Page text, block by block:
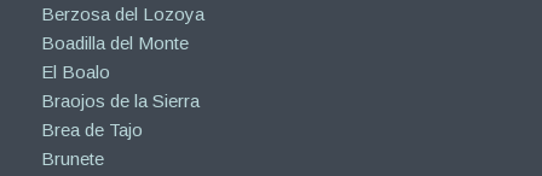
Berzosa del Lozoya
Boadilla del Monte
El Boalo
Braojos de la Sierra
Brea de Tajo
Brunete